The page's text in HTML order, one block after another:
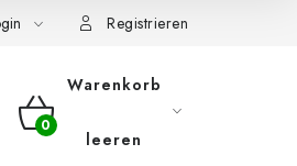
Registrieren
WARENKORB
Warenkorb
leeren